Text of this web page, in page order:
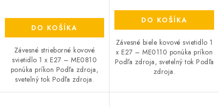
DO KOŠÍKA
Závesné strieborné kovové
svietidlo 1 x E27 – ME0810
ponúka príkon Podľa zdroja,
svetelný tok Podľa zdroja.
DO KOŠÍKA
Závesné biele kovové svietidlo 1
x E27 – ME0110 ponúka príkon
Podľa zdroja, svetelný tok Podľa
zdroja.